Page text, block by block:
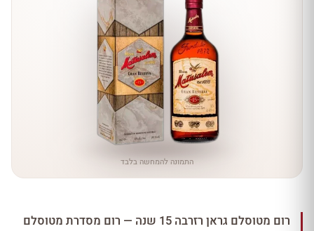
התמונה להמחשה בלבד
רום מטוסלם גראן רזרבה 15 שנה — רום מסדרת מטוסלם